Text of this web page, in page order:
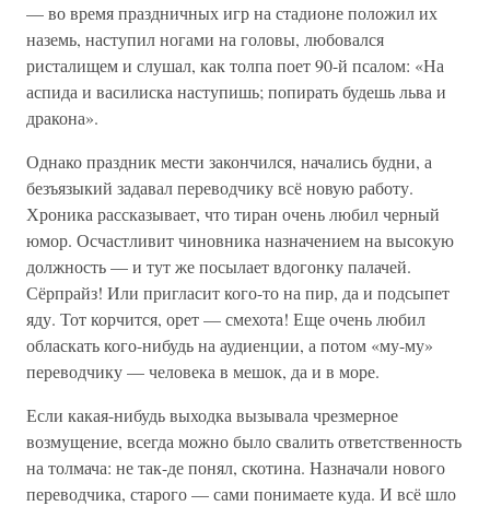
— во время праздничных игр на стадионе положил их
наземь, наступил ногами на головы, любовался
ристалищем и слушал, как толпа поет 90-й псалом: «На
аспида и василиска наступишь; попирать будешь льва и
дракона».
Однако праздник мести закончился, начались будни, а
безъязыкий задавал переводчику всё новую работу.
Хроника рассказывает, что тиран очень любил черный
юмор. Осчастливит чиновника назначением на высокую
должность — и тут же посылает вдогонку палачей.
Сёрпрайз! Или пригласит кого-то на пир, да и подсыпет
яду. Тот корчится, орет — смехота! Еще очень любил
обласкать кого-нибудь на аудиенции, а потом «му-му»
переводчику — человека в мешок, да и в море.
Если какая-нибудь выходка вызывала чрезмерное
возмущение, всегда можно было свалить ответственность
на толмача: не так-де понял, скотина. Назначали нового
переводчика, старого — сами понимаете куда. И всё шло